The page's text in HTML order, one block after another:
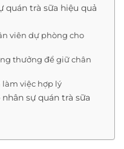
quán trà sữa hiệu quả
viên dự phòng cho
thưởng để giữ chân
làm việc hợp lý
sự quán trà sữa